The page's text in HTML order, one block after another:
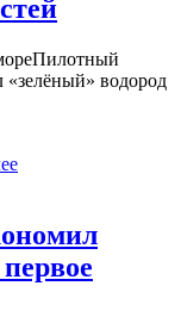
«зелёный» водород